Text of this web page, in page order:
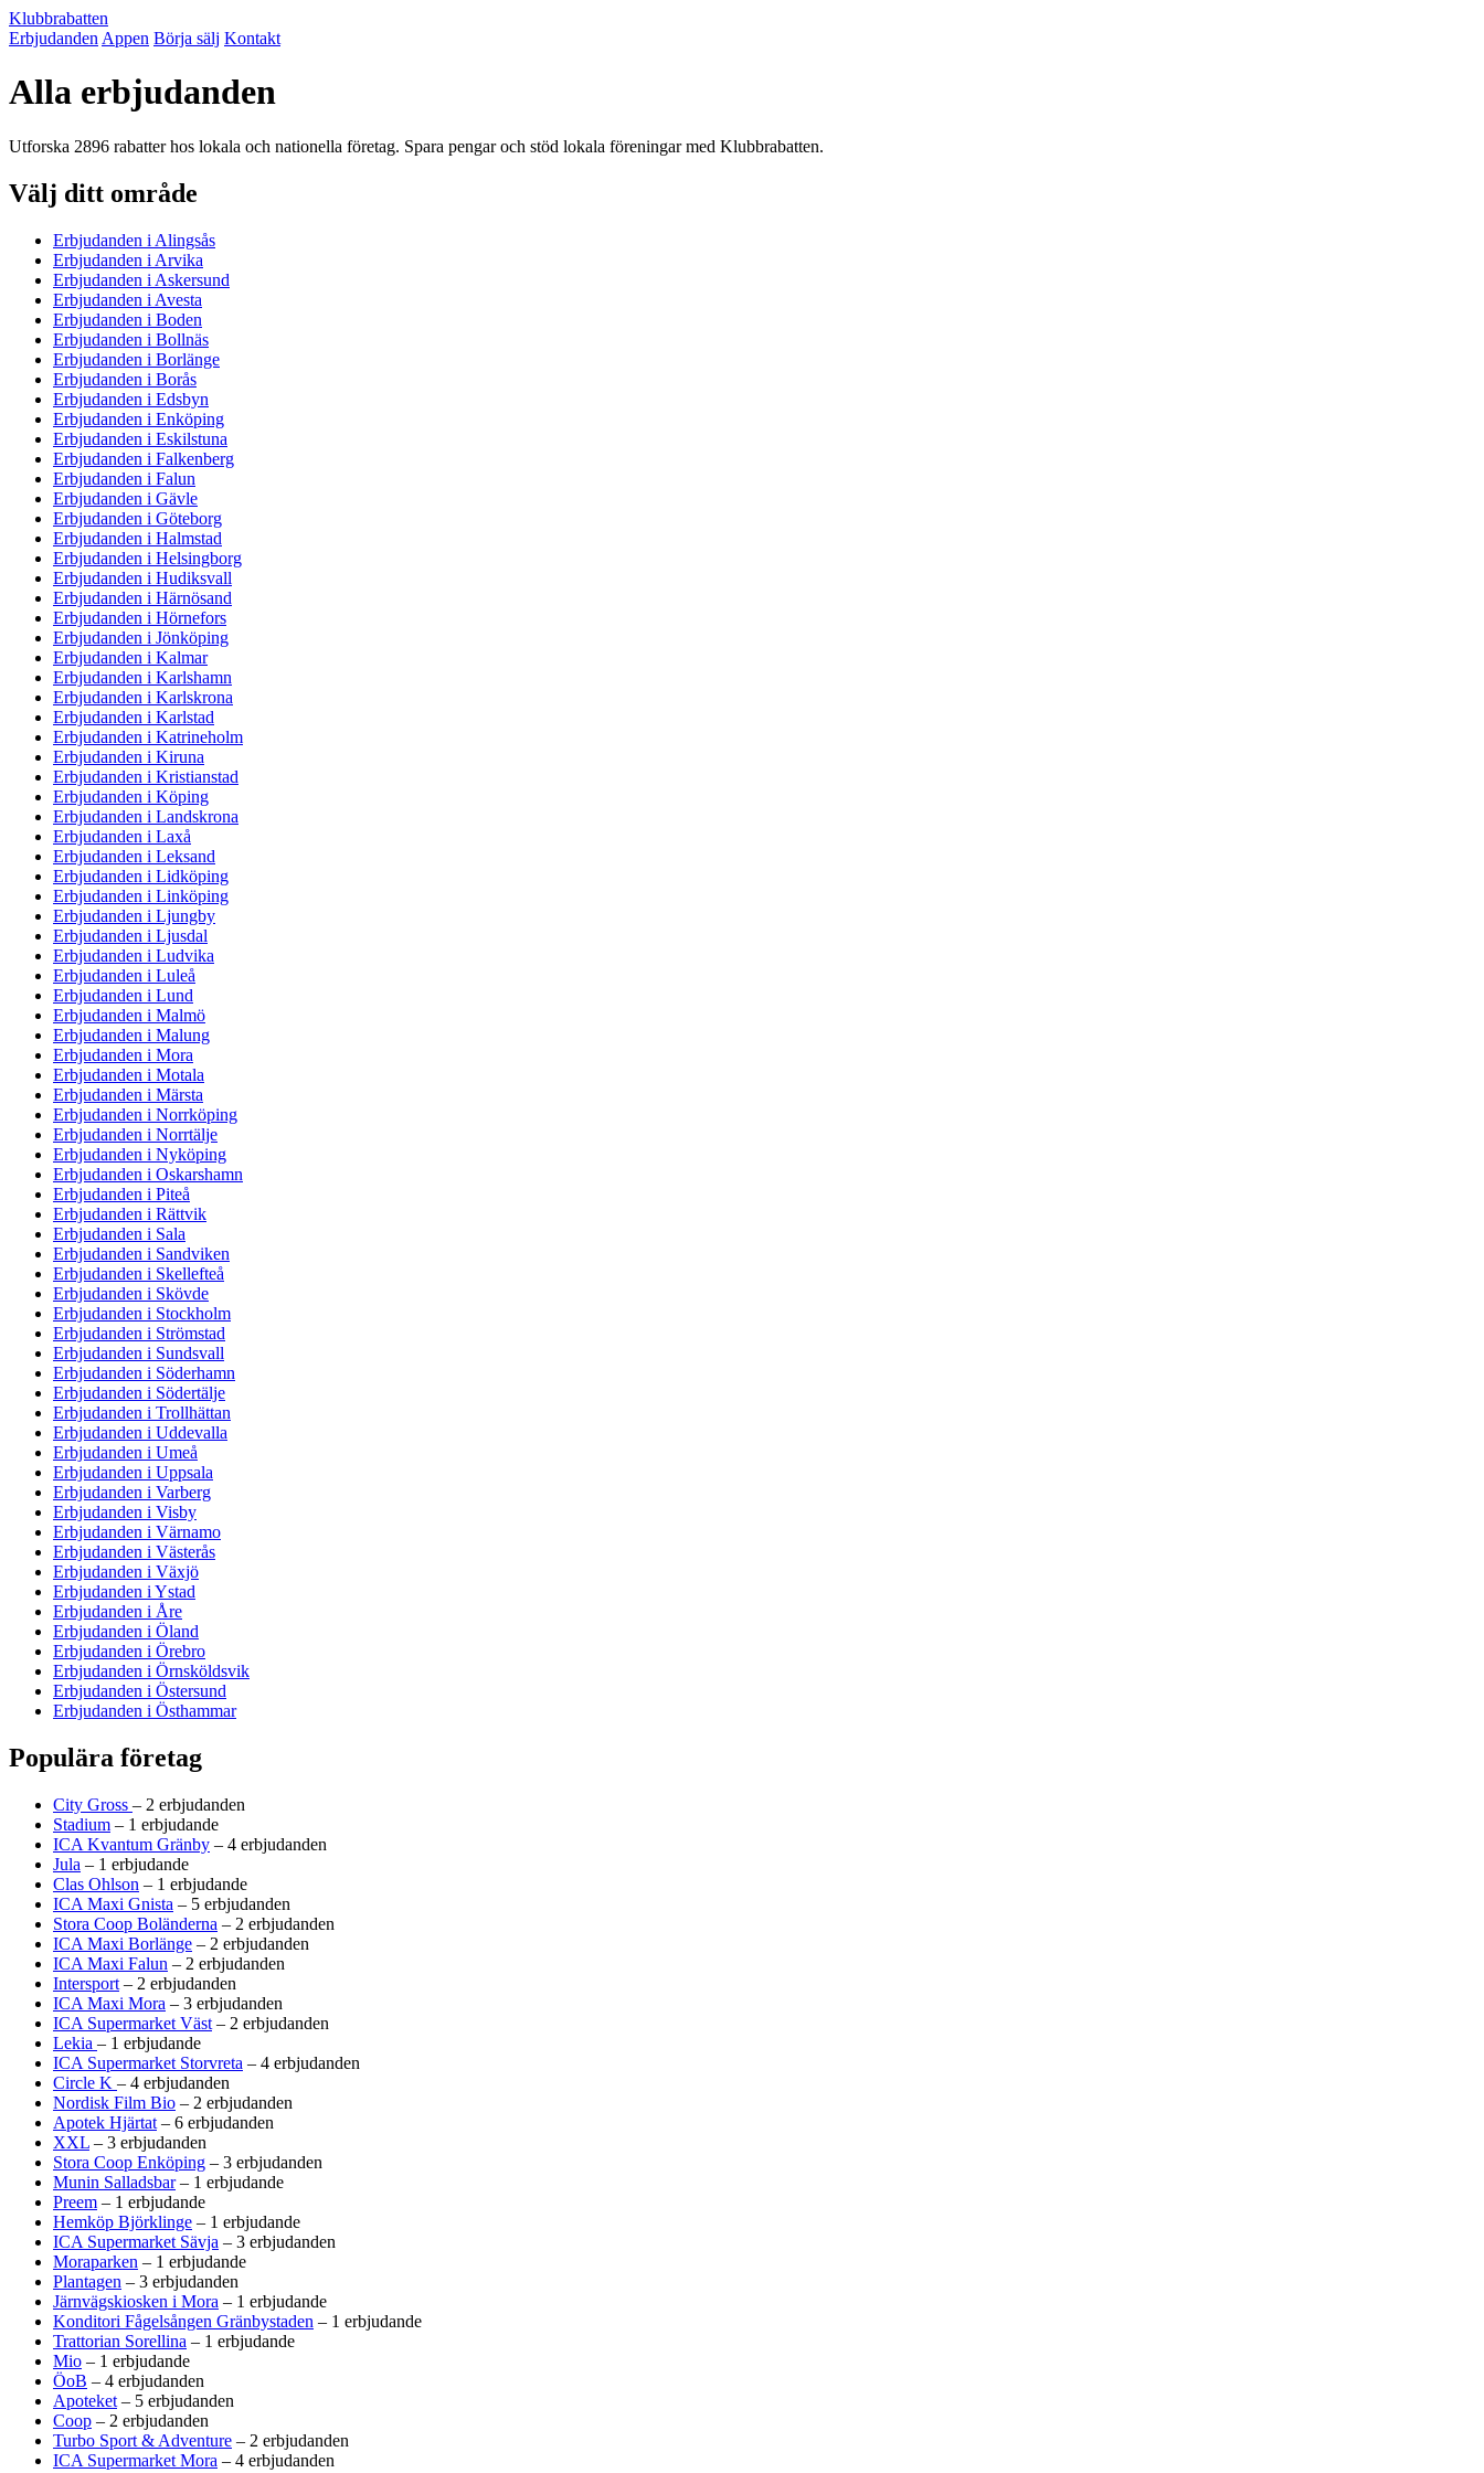
Klubbrabatten
Erbjudanden Appen Börja sälj Kontakt
Alla erbjudanden
Utforska 2896 rabatter hos lokala och nationella företag. Spara pengar och stöd lokala föreningar med Klubbrabatten.
Välj ditt område
Erbjudanden i Alingsås
Erbjudanden i Arvika
Erbjudanden i Askersund
Erbjudanden i Avesta
Erbjudanden i Boden
Erbjudanden i Bollnäs
Erbjudanden i Borlänge
Erbjudanden i Borås
Erbjudanden i Edsbyn
Erbjudanden i Enköping
Erbjudanden i Eskilstuna
Erbjudanden i Falkenberg
Erbjudanden i Falun
Erbjudanden i Gävle
Erbjudanden i Göteborg
Erbjudanden i Halmstad
Erbjudanden i Helsingborg
Erbjudanden i Hudiksvall
Erbjudanden i Härnösand
Erbjudanden i Hörnefors
Erbjudanden i Jönköping
Erbjudanden i Kalmar
Erbjudanden i Karlshamn
Erbjudanden i Karlskrona
Erbjudanden i Karlstad
Erbjudanden i Katrineholm
Erbjudanden i Kiruna
Erbjudanden i Kristianstad
Erbjudanden i Köping
Erbjudanden i Landskrona
Erbjudanden i Laxå
Erbjudanden i Leksand
Erbjudanden i Lidköping
Erbjudanden i Linköping
Erbjudanden i Ljungby
Erbjudanden i Ljusdal
Erbjudanden i Ludvika
Erbjudanden i Luleå
Erbjudanden i Lund
Erbjudanden i Malmö
Erbjudanden i Malung
Erbjudanden i Mora
Erbjudanden i Motala
Erbjudanden i Märsta
Erbjudanden i Norrköping
Erbjudanden i Norrtälje
Erbjudanden i Nyköping
Erbjudanden i Oskarshamn
Erbjudanden i Piteå
Erbjudanden i Rättvik
Erbjudanden i Sala
Erbjudanden i Sandviken
Erbjudanden i Skellefteå
Erbjudanden i Skövde
Erbjudanden i Stockholm
Erbjudanden i Strömstad
Erbjudanden i Sundsvall
Erbjudanden i Söderhamn
Erbjudanden i Södertälje
Erbjudanden i Trollhättan
Erbjudanden i Uddevalla
Erbjudanden i Umeå
Erbjudanden i Uppsala
Erbjudanden i Varberg
Erbjudanden i Visby
Erbjudanden i Värnamo
Erbjudanden i Västerås
Erbjudanden i Växjö
Erbjudanden i Ystad
Erbjudanden i Åre
Erbjudanden i Öland
Erbjudanden i Örebro
Erbjudanden i Örnsköldsvik
Erbjudanden i Östersund
Erbjudanden i Östhammar
Populära företag
City Gross – 2 erbjudanden
Stadium – 1 erbjudande
ICA Kvantum Gränby – 4 erbjudanden
Jula – 1 erbjudande
Clas Ohlson – 1 erbjudande
ICA Maxi Gnista – 5 erbjudanden
Stora Coop Boländerna – 2 erbjudanden
ICA Maxi Borlänge – 2 erbjudanden
ICA Maxi Falun – 2 erbjudanden
Intersport – 2 erbjudanden
ICA Maxi Mora – 3 erbjudanden
ICA Supermarket Väst – 2 erbjudanden
Lekia – 1 erbjudande
ICA Supermarket Storvreta – 4 erbjudanden
Circle K – 4 erbjudanden
Nordisk Film Bio – 2 erbjudanden
Apotek Hjärtat – 6 erbjudanden
XXL – 3 erbjudanden
Stora Coop Enköping – 3 erbjudanden
Munin Salladsbar– 1 erbjudande
Preem – 1 erbjudande
Hemköp Björklinge – 1 erbjudande
ICA Supermarket Sävja – 3 erbjudanden
Moraparken – 1 erbjudande
Plantagen – 3 erbjudanden
Järnvägskiosken i Mora – 1 erbjudande
Konditori Fågelsången Gränbystaden – 1 erbjudande
Trattorian Sorellina – 1 erbjudande
Mio – 1 erbjudande
ÖoB – 4 erbjudanden
Apoteket – 5 erbjudanden
Coop – 2 erbjudanden
Turbo Sport & Adventure – 2 erbjudanden
ICA Supermarket Mora – 4 erbjudanden